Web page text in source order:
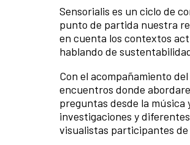
Sensorialis es un ciclo de
punto de partida nuestra
en cuenta los contextos
hablando de
Con el acompañamiento
encuentros donde
preguntas desde la música
investigaciones y
visualistas participantes de